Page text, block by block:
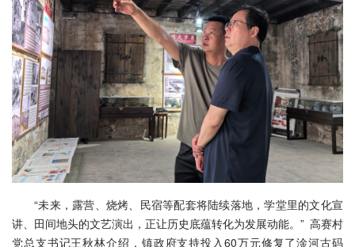
“未来，露营、烧烤、民宿等配套将陆续落地，学堂里的文化宣
讲、田间地头的文艺演出，正让历史底蕴转化为发展动能。” 高赛村
党总支书记王秋林介绍，镇政府支持投入60万元修复了淦河古码